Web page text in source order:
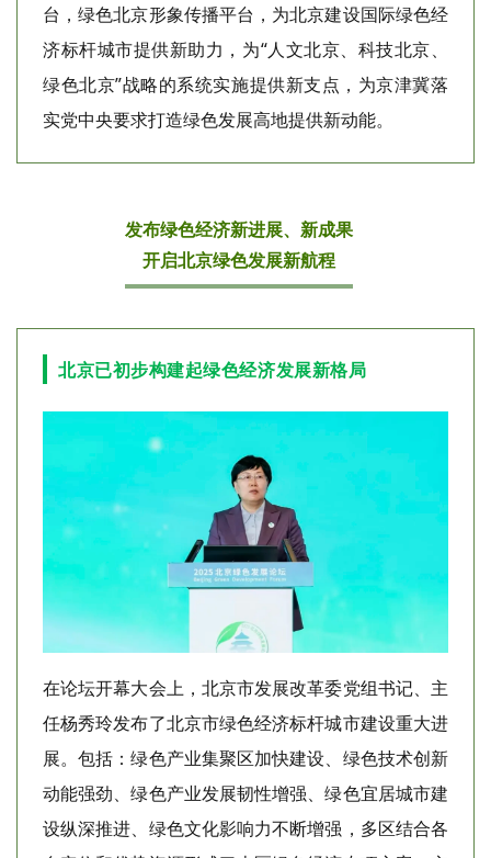
台，绿色北京形象传播平台，为北京建设国际绿色经
济标杆城市提供新助力，为“人文北京、科技北京、
绿色北京”战略的系统实施提供新支点，为京津冀落
实党中央要求打造绿色发展高地提供新动能。
发布绿色经济新进展、新成果
开启北京绿色发展新航程
北京已初步构建起绿色经济发展新格局
在论坛开幕大会上，北京市发展改革委党组书记、主
任杨秀玲发布了北京市绿色经济标杆城市建设重大进
展。包括：绿色产业集聚区加快建设、绿色技术创新
动能强劲、绿色产业发展韧性增强、绿色宜居城市建
设纵深推进、绿色文化影响力不断增强，多区结合各